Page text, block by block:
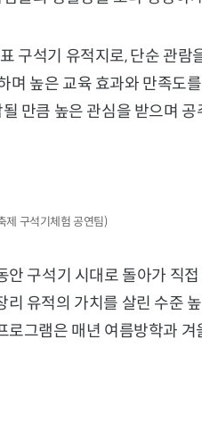
구석기 유적지로, 단순 관람
높은 교육 효과와 만족도
만큼 높은 관심을 받으며
제 구석기체험 공연팀)
안 구석기 시대로 돌아가 직
리 유적의 가치를 살린 수준
로그램은 매년 여름방학과